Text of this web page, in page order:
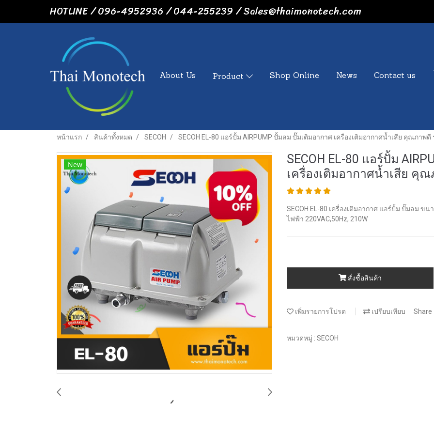
HOTLINE / 096-4952936 / 044-255239 / Sales@thaimonotech.com
About Us Product Shop Online News Contact us
หน้าแรก สินค้าทั้งหมด SECOH SECOH EL-80 แอร์ปั้ม AIRPUMP ปั้มลม ปั๊มเติมอากาศ เครื่องเติมอากาศน้ำเสีย คุณภาพดี
New
SECOH EL-80 แอร์ปั้ม
เครื่องเติมอากาศน้ำเสีย คุ
SECOH EL-80 เครื่องเติมอากาศ แอร์ปั้ม ปั๊มลม ข
ไฟฟ้า 220VAC,50Hz, 210W
สั่งซื้อสินค้า
เพิ่มรายการโปรด เปรียบเทียบ Share
หมวดหมู่ : SECOH